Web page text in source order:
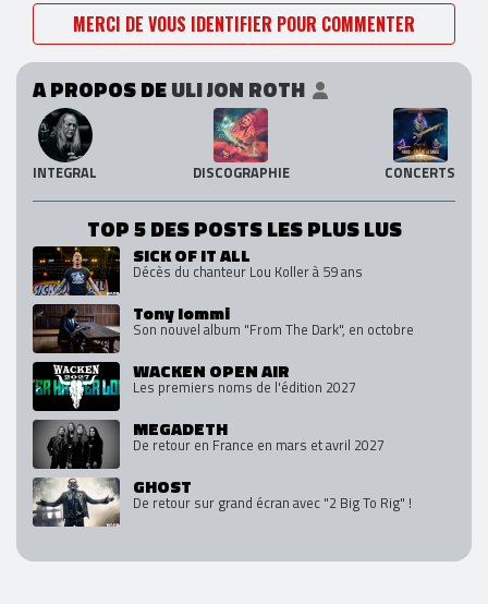
MERCI DE VOUS IDENTIFIER POUR COMMENTER
A PROPOS DEULI JON ROTH
INTEGRAL DISCOGRAPHIE CONCERTS
TOP 5 DES POSTS LES PLUS LUS
SICK OF IT ALL
Décès du chanteur Lou Koller à 59 ans
Tony Iommi
Son nouvel album "From The Dark", en octobre
WACKEN OPEN AIR
Les premiers noms de l'édition 2027
MEGADETH
De retour en France en mars et avril 2027
GHOST
De retour sur grand écran avec "2 Big To Rig" !